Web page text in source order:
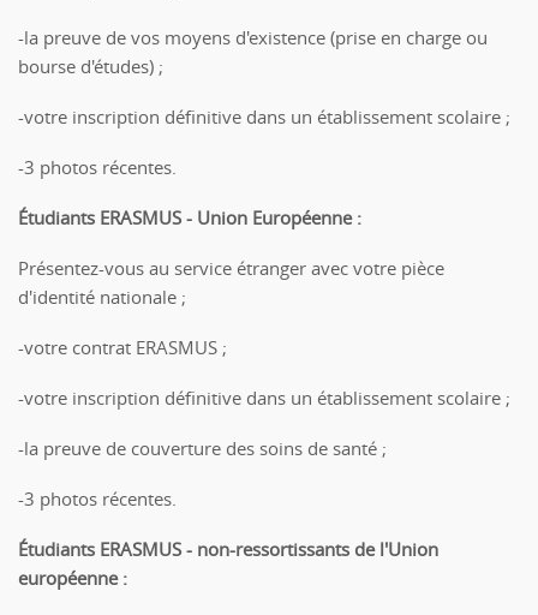
-la preuve de vos moyens d'existence (prise en charge ou
bourse d'études) ;
-votre inscription définitive dans un établissement scolaire ;
-3 photos récentes.
Étudiants ERASMUS - Union Européenne:
Présentez-vous au service étranger avec votre pièce
d'identité nationale ;
-votre contrat ERASMUS ;
-votre inscription définitive dans un établissement scolaire ;
-la preuve de couverture des soins de santé ;
-3 photos récentes.
Étudiants ERASMUS - non-ressortissants de l'Union
européenne :